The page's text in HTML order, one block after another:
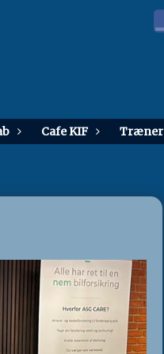
Cafe KIF Træner